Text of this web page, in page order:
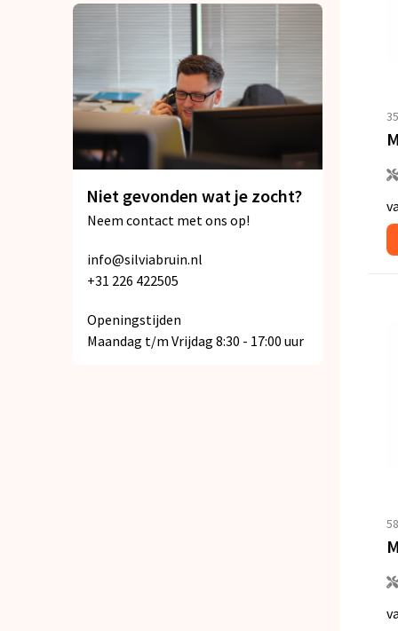
Niet gevonden wat je zocht?
Neem contact met ons op!
info@silviabruin.nl
+31 226 422505
Openingstijden
Maandag t/m Vrijdag 8:30 - 17:00 uur